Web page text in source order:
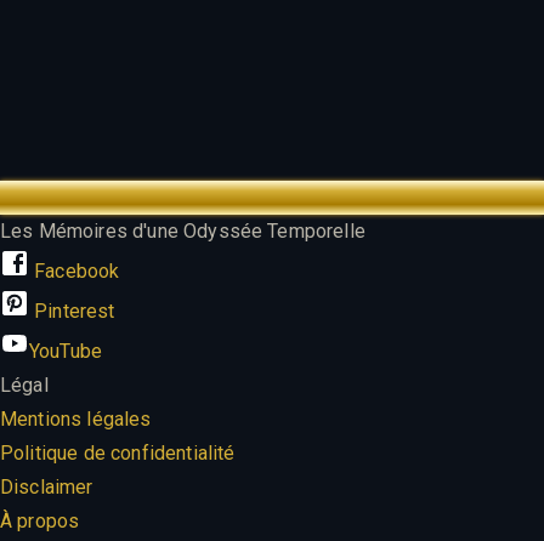
TREK OUTTA TIME
Les Mémoires d'une Odyssée Temporelle
Facebook
Pinterest
YouTube
Légal
Mentions légales
Politique de confidentialité
Disclaimer
À propos